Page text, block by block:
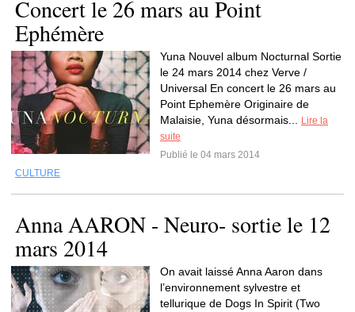
Concert le 26 mars au Point
Ephémère
Yuna Nouvel album Nocturnal Sortie
le 24 mars 2014 chez Verve /
Universal En concert le 26 mars au
Point Ephemère Originaire de
Malaisie, Yuna désormais...
Lire la
suite
Publié le 04 mars 2014
CULTURE
Anna AARON - Neuro- sortie le 12
mars 2014
On avait laissé Anna Aaron dans
l’environnement sylvestre et
tellurique de Dogs In Spirit (Two